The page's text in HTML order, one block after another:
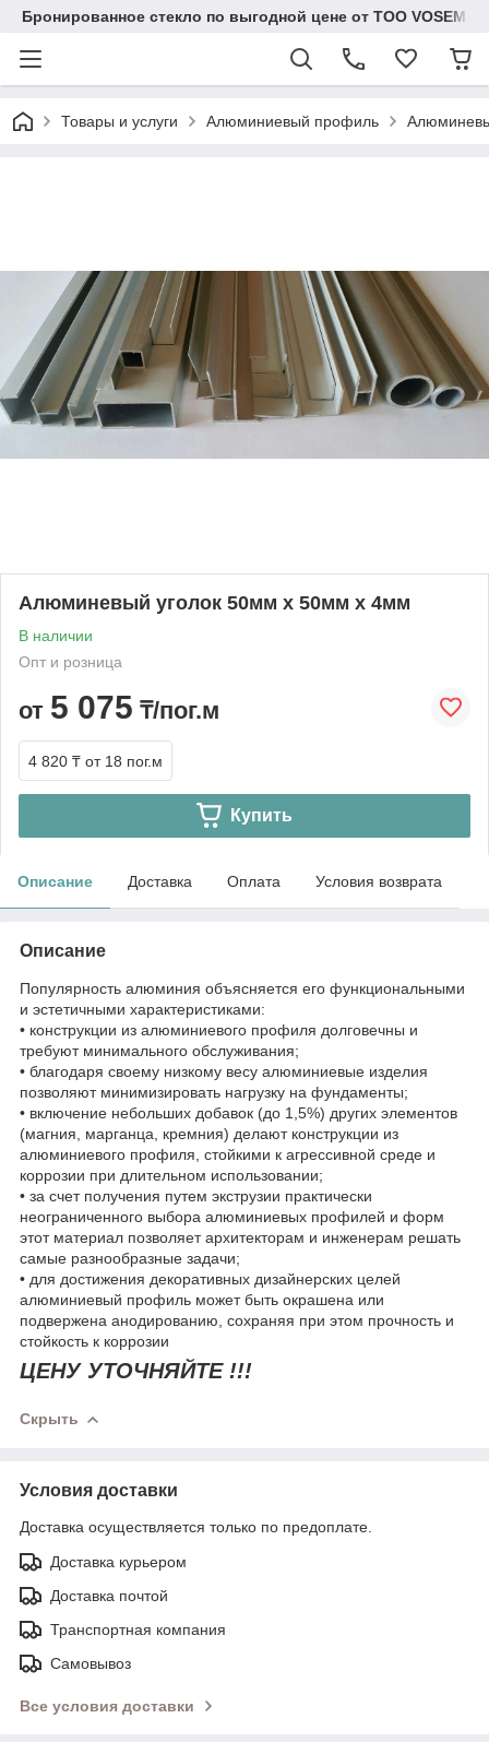
Бронированное стекло по выгодной цене от ТОО VOSEM
Товары и услуги Алюминиевый профиль
Алюминевый уголок 50мм х 50мм х 4мм
В наличии
Опт и розница
от 5 075 ₸/пог.м
4 820 ₸ от 18 пог.м
Купить
Описание Доставка Оплата Условия возврата
Описание
Популярность алюминия объясняется его функциональными
и эстетичными характеристиками:
• конструкции из алюминиевого профиля долговечны и
требуют минимального обслуживания;
• благодаря своему низкому весу алюминиевые изделия
позволяют минимизировать нагрузку на фундаменты;
• включение небольших добавок (до 1,5%) других элементов
(магния, марганца, кремния) делают конструкции из
алюминиевого профиля, стойкими к агрессивной среде и
коррозии при длительном использовании;
• за счет получения путем экструзии практически
неограниченного выбора алюминиевых профилей и форм
этот материал позволяет архитекторам и инженерам решать
самые разнообразные задачи;
• для достижения декоративных дизайнерских целей
алюминиевый профиль может быть окрашена или
подвержена анодированию, сохраняя при этом прочность и
стойкость к коррозии
ЦЕНУ УТОЧНЯЙТЕ !!!
Скрыть
Условия доставки
Доставка осуществляется только по предоплате.
Доставка курьером
Доставка почтой
Транспортная компания
Самовывоз
Все условия доставки